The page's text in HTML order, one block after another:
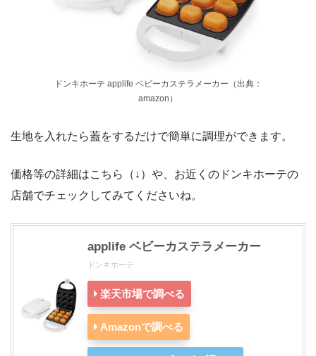
ドンキホーテ applife ベビーカステラメーカー（出典：
amazon）
生地を入れたら蓋をするだけで簡単に調理ができます。
価格等の詳細はこちら（↓）や、お近くのドンキホーテの
店舗でチェックしてみてくださいね。
applife ベビーカステラメーカー
ドンキホーテ
楽天市場で調べる
Amazonで調べる